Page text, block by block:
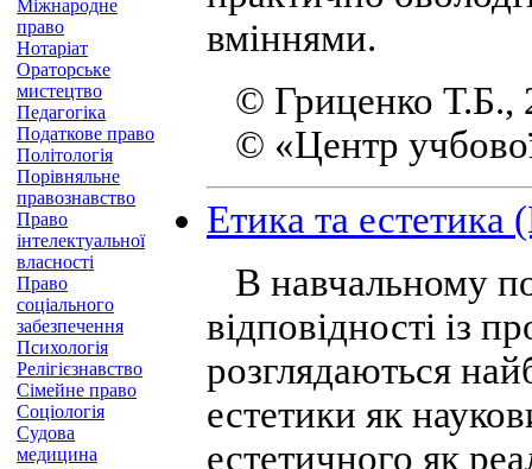
Міжнародне
право
Нотаріат
Ораторське
мистецтво
Педагогіка
Податкове право
Політологія
Порівняльне
правознавство
Право
інтелектуальної
власності
Право
соціального
забезпечення
Психологія
Релігієзнавство
Сімейне право
Соціологія
Судова
медицина
вміннями.
© Гриценко Т.Б.,
© «Центр
Етика та
В навчальному
відповідності із
розглядаються
естетики як
естетичного як